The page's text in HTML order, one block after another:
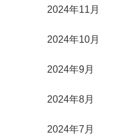
2024年11月
2024年10月
2024年9月
2024年8月
2024年7月